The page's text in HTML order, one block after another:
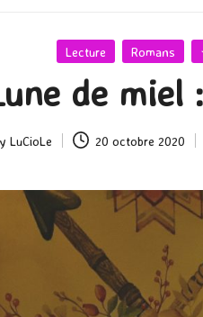
Posted
Lecture Romans
de
LuCioLe 20 octobre 2020